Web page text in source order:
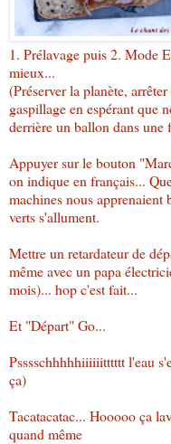
1. Prélavage puis 2. Mode
mieux...
(Préserver la planète,
gaspillage en espérant que
derrière un ballon dans une
Appuyer sur le bouton
on indique en français...
machines nous
verts s'allument.
Mettre un retardateur de
même avec un papa
mois)... hop c'est fait...
Et "Départ" Go...
Psssschhhhhiiiiiitttttt l'eau
ça)
Tacatacatac... Hooooo ça
quand même